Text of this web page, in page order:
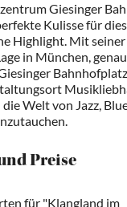
Giesinger
Kulisse für
Highlight. Mit seiner
in München,
die Welt von Jazz,
Preise
für "Klangland im